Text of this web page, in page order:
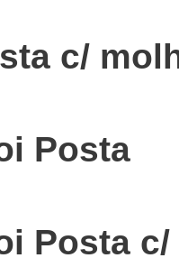
c/
Posta
Posta